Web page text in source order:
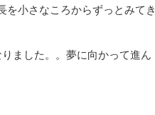
を小さなころからずっとみてき
ました。。夢に向かって進ん